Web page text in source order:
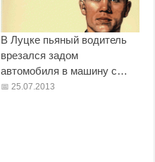
В Луцке пьяный водитель
врезался задом
автомобиля в машину с…
25.07.2013